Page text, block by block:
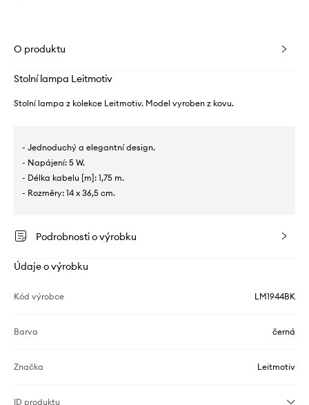
O produktu
Stolní lampa Leitmotiv
Stolní lampa z kolekce Leitmotiv. Model vyroben z kovu.
- Jednoduchý a elegantní design.
- Napájení: 5 W.
- Délka kabelu [m]: 1,75 m.
- Rozměry: 14 x 36,5 cm.
Podrobnosti o výrobku
Údaje o výrobku
Kód výrobce LM1944BK
Barva černá
Značka Leitmotiv
ID produktu